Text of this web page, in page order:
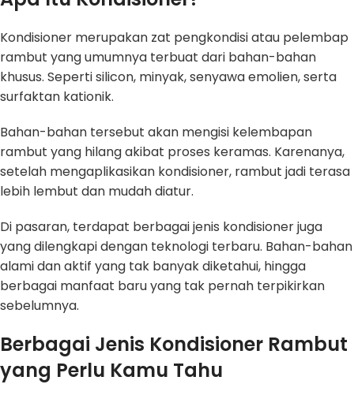
Kondisioner merupakan zat pengkondisi atau pelembap
rambut yang umumnya terbuat dari bahan-bahan
khusus. Seperti silicon, minyak, senyawa emolien, serta
surfaktan kationik.
Bahan-bahan tersebut akan mengisi kelembapan
rambut yang hilang akibat proses keramas. Karenanya,
setelah mengaplikasikan kondisioner, rambut jadi terasa
lebih lembut dan mudah diatur.
Di pasaran, terdapat berbagai jenis kondisioner juga
yang dilengkapi dengan teknologi terbaru. Bahan-bahan
alami dan aktif yang tak banyak diketahui, hingga
berbagai manfaat baru yang tak pernah terpikirkan
sebelumnya.
Berbagai Jenis Kondisioner Rambut
yang Perlu Kamu Tahu